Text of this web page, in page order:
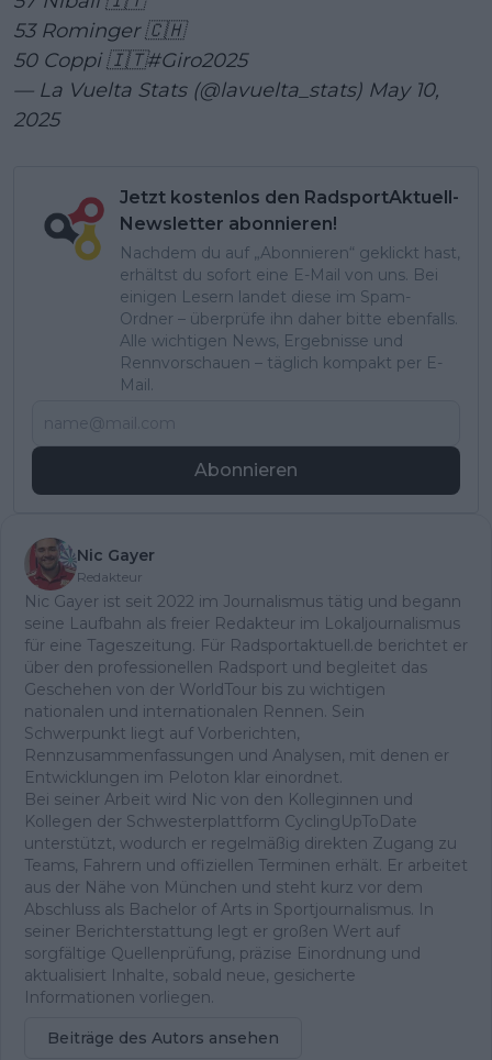
53 Rominger 🇨🇭
50 Coppi 🇮🇹#Giro2025
— La Vuelta Stats (@lavuelta_stats) May 10,
2025
Jetzt kostenlos den RadsportAktuell-
Newsletter abonnieren!
Nachdem du auf „Abonnieren“ geklickt hast,
erhältst du sofort eine E-Mail von uns. Bei
einigen Lesern landet diese im Spam-
Ordner – überprüfe ihn daher bitte ebenfalls.
Alle wichtigen News, Ergebnisse und
Rennvorschauen – täglich kompakt per E-
Mail.
Abonnieren
Nic Gayer
Redakteur
Nic Gayer ist seit 2022 im Journalismus tätig und begann
seine Laufbahn als freier Redakteur im Lokaljournalismus
für eine Tageszeitung. Für Radsportaktuell.de berichtet er
über den professionellen Radsport und begleitet das
Geschehen von der WorldTour bis zu wichtigen
nationalen und internationalen Rennen. Sein
Schwerpunkt liegt auf Vorberichten,
Rennzusammenfassungen und Analysen, mit denen er
Entwicklungen im Peloton klar einordnet.
Bei seiner Arbeit wird Nic von den Kolleginnen und
Kollegen der Schwesterplattform CyclingUpToDate
unterstützt, wodurch er regelmäßig direkten Zugang zu
Teams, Fahrern und offiziellen Terminen erhält. Er arbeitet
aus der Nähe von München und steht kurz vor dem
Abschluss als Bachelor of Arts in Sportjournalismus. In
seiner Berichterstattung legt er großen Wert auf
sorgfältige Quellenprüfung, präzise Einordnung und
aktualisiert Inhalte, sobald neue, gesicherte
Informationen vorliegen.
Beiträge des Autors ansehen